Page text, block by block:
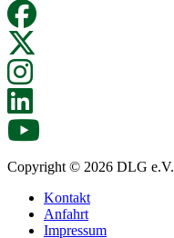
Copyright © 2026 DLG e.V.
Kontakt
Anfahrt
Impressum